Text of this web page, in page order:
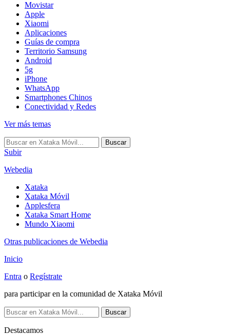
Movistar
Apple
Xiaomi
Aplicaciones
Guías de compra
Territorio Samsung
Android
5g
iPhone
WhatsApp
Smartphones Chinos
Conectividad y Redes
Ver más temas
Buscar
Subir
Webedia
Xataka
Xataka Móvil
Applesfera
Xataka Smart Home
Mundo Xiaomi
Otras publicaciones de Webedia
Inicio
Entra o Regístrate
para participar en la comunidad de Xataka Móvil
Buscar
Destacamos